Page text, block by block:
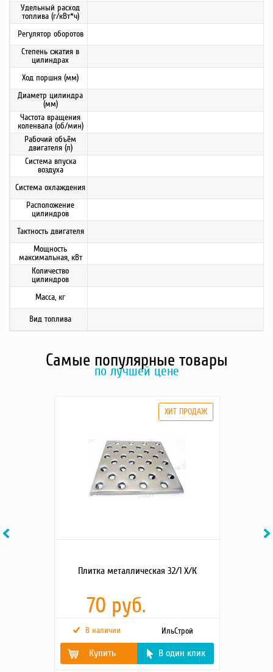
Удельный расход
топлива (г/кВт*ч)
Регулятор оборотов
Степень сжатия в
цилиндрах
Ход поршня (мм)
Диаметр цилиндра
(мм)
Частота вращения
коленвала (об/мин)
Рабочий объём
двигателя (л)
Система впуска
воздуха
Система охлаждения
Расположение
цилиндров
Тактность двигателя
Мощность
максимальная, кВт
Количество
цилиндров
Масса, кг
Вид топлива
Самые популярные товары
по лучшей цене
Previous
Плитка металлическая 32/1 Х/К
70 руб.
В наличии ИльСтрой
Купить В один клик